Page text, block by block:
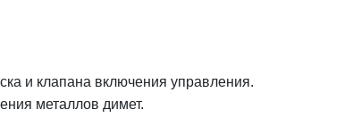
и клапана включения управления.
металлов димет.